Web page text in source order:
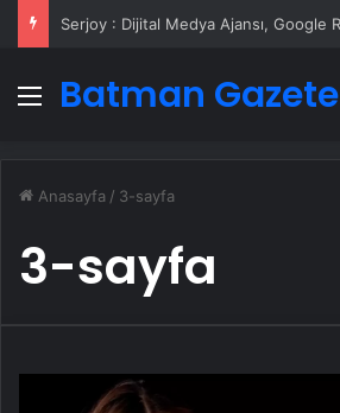
Menü
Batman Gazete
Anasayfa / 3-sayfa
3-sayfa